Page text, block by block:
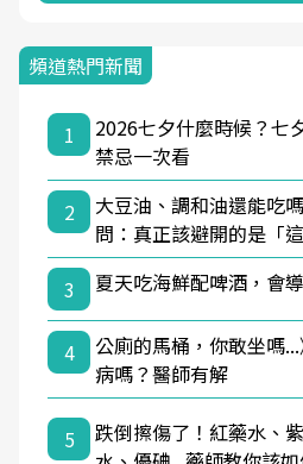
頻道熱門新聞
1
2026七夕什麼時候？七
禁忌一次看
2
大豆油、調和油還能吃
問：真正該避開的是「
3
夏天吃海鮮配啤酒，會
4
公廁的馬桶，你敢坐嗎
病嗎？醫師有解
5
跌倒擦傷了！紅藥水、